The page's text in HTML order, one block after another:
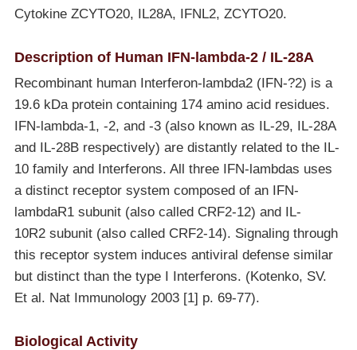
Cytokine ZCYTO20, IL28A, IFNL2, ZCYTO20.
Description of Human IFN-lambda-2 / IL-28A
Recombinant human Interferon-lambda2 (IFN-?2) is a
19.6 kDa protein containing 174 amino acid residues.
IFN-lambda-1, -2, and -3 (also known as IL-29, IL-28A
and IL-28B respectively) are distantly related to the IL-
10 family and Interferons. All three IFN-lambdas uses
a distinct receptor system composed of an IFN-
lambdaR1 subunit (also called CRF2-12) and IL-
10R2 subunit (also called CRF2-14). Signaling through
this receptor system induces antiviral defense similar
but distinct than the type I Interferons. (Kotenko, SV.
Et al. Nat Immunology 2003 [1] p. 69-77).
Biological Activity